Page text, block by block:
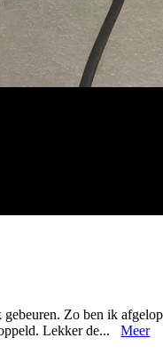
gebeuren. Zo ben ik
Lekker de...Meer